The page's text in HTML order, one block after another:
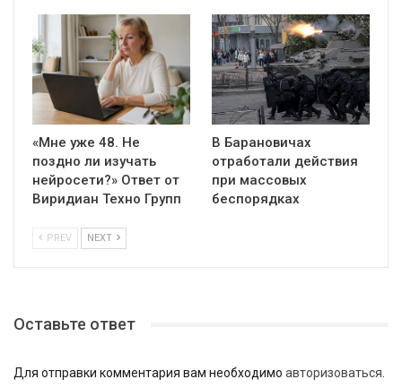
«Мне уже 48. Не
поздно ли изучать
нейросети?» Ответ от
Виридиан Техно Групп
В Барановичах
отработали действия
при массовых
беспорядках
PREV NEXT
Оставьте ответ
Для отправки комментария вам необходимо авторизоваться.